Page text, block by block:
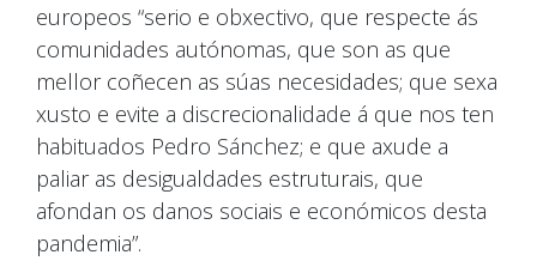
europeos “serio e obxectivo, que respecte ás
comunidades autónomas, que son as que
mellor coñecen as súas necesidades; que sexa
xusto e evite a discrecionalidade á que nos ten
habituados Pedro Sánchez; e que axude a
paliar as desigualdades estruturais, que
afondan os danos sociais e económicos desta
pandemia”.